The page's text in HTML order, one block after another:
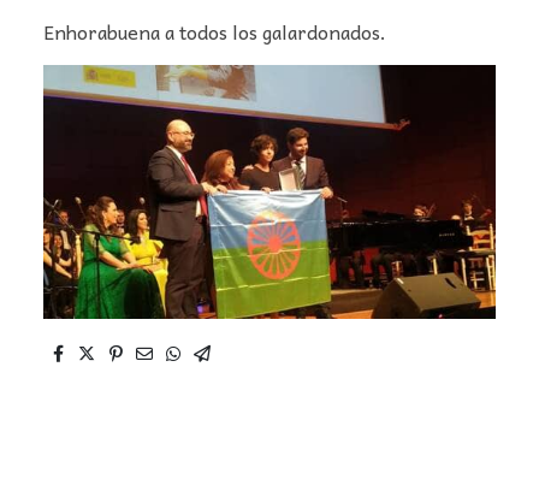
Enhorabuena a todos los galardonados.